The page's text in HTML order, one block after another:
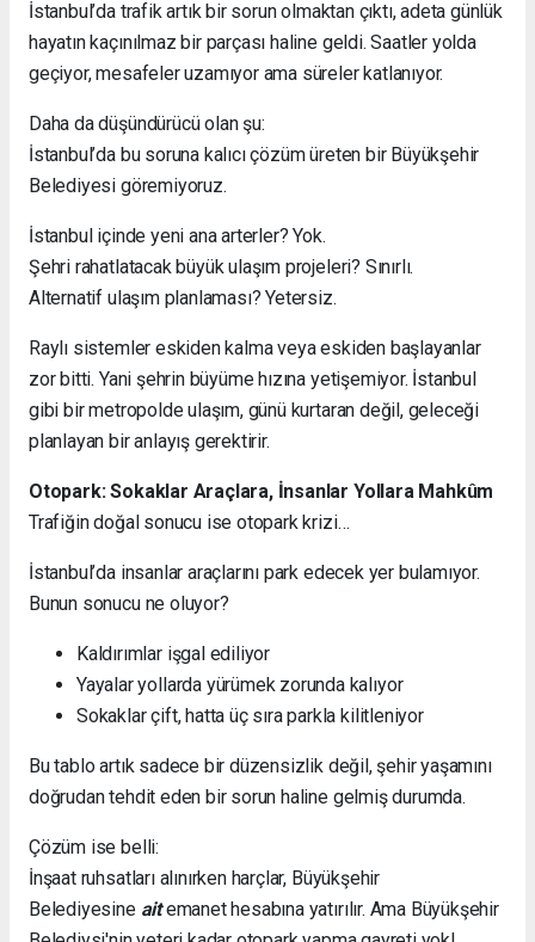
İstanbul’da trafik artık bir sorun olmaktan çıktı, adeta günlük
hayatın kaçınılmaz bir parçası haline geldi. Saatler yolda
geçiyor, mesafeler uzamıyor ama süreler katlanıyor.
Daha da düşündürücü olan şu:
İstanbul’da bu soruna kalıcı çözüm üreten bir Büyükşehir
Belediyesi göremiyoruz.
İstanbul içinde yeni ana arterler? Yok.
Şehri rahatlatacak büyük ulaşım projeleri? Sınırlı.
Alternatif ulaşım planlaması? Yetersiz.
Raylı sistemler eskiden kalma veya eskiden başlayanlar
zor bitti. Yani şehrin büyüme hızına yetişemiyor. İstanbul
gibi bir metropolde ulaşım, günü kurtaran değil, geleceği
planlayan bir anlayış gerektirir.
Otopark: Sokaklar Araçlara, İnsanlar Yollara Mahkûm
Trafiğin doğal sonucu ise otopark krizi…
İstanbul’da insanlar araçlarını park edecek yer bulamıyor.
Bunun sonucu ne oluyor?
Kaldırımlar işgal ediliyor
Yayalar yollarda yürümek zorunda kalıyor
Sokaklar çift, hatta üç sıra parkla kilitleniyor
Bu tablo artık sadece bir düzensizlik değil, şehir yaşamını
doğrudan tehdit eden bir sorun haline gelmiş durumda.
Çözüm ise belli:
İnşaat ruhsatları alınırken harçlar, Büyükşehir
Belediyesine aitemanet hesabına yatırılır. Ama Büyükşehir